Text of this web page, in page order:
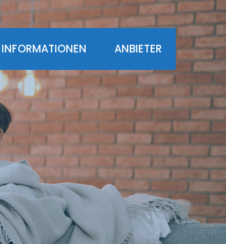
INFORMATIONEN ANBIETER